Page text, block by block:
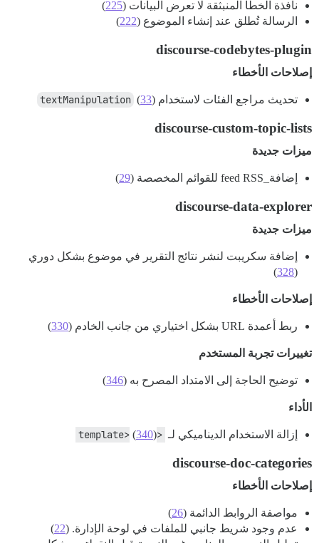
نافذة الخطأ المنبثقة لا تعرض البيانات (225
)
الرسالة تُطلق عند إنشاء الموضوع (222
)
discourse-codebytes-plugin
إصلاحات الأخطاء
تحديث مراجع الفئات لاستخدام textManipulation (33)
discourse-custom-topic-lists
ميزات جديدة
إضافة_feed RSS للقوائم المخصصة ( 29
)
discourse-data-explorer
ميزات جديدة
إضافة سكريبت لنشر نتائج التقرير في موضوع بشكل دوري
(
328
)
إصلاحات الأخطاء
ربط أعمدة URL بشكل اختياري من جانب الخادم ( 330
)
تغييرات تجربة المستخدم
توضيح الحاجة إلى الامتداد المصرح به (346
)
الأداء
إزالة الاستخدام الديناميكي لـ <template>
(340)
discourse-doc-categories
إصلاحات الأخطاء
مواصفة الروابط الدائمة (26
)
عدم وجود شريط جانبي للملفات في لوحة الإدارة. (22
)